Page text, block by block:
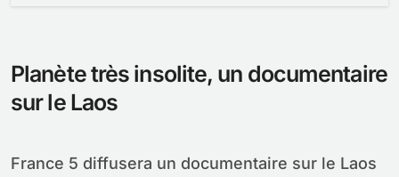
Planète très insolite, un documentaire
sur le Laos
France 5 diffusera un documentaire sur le Laos